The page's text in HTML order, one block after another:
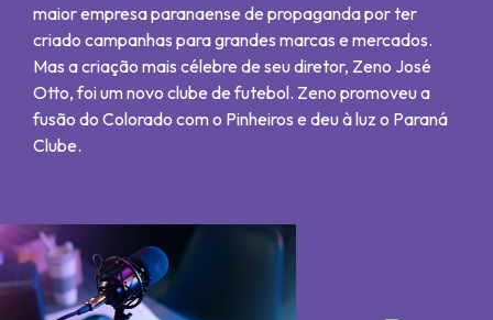
maior empresa paranaense de propaganda por ter
criado campanhas para grandes marcas e mercados.
Mas a criação mais célebre de seu diretor, Zeno José
Otto, foi um novo clube de futebol. Zeno promoveu a
fusão do Colorado com o Pinheiros e deu à luz o Paraná
Clube.